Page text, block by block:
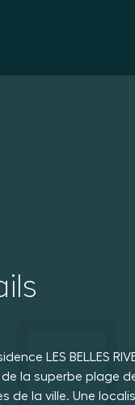
LES BELLES
la superbe plage
de la ville. Une